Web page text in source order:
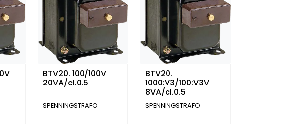
BTV20. 100/100V
20VA/cl.0.5
SPENNINGSTRAFO
BTV20.
1000:V3/100:V3V
8VA/cl.0.5
SPENNINGSTRAFO